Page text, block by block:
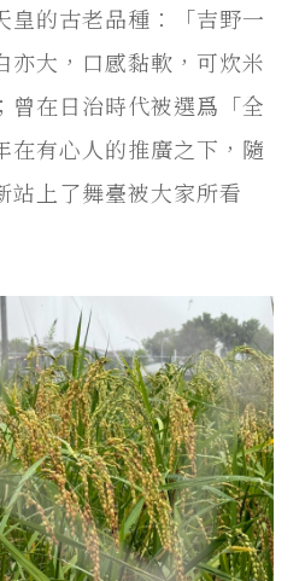
皇的古老品種：「吉野一
亦大，口感黏軟，可炊米
曾在日治時代被選爲「全
在有心人的推廣之下，隨
站上了舞臺被大家所看